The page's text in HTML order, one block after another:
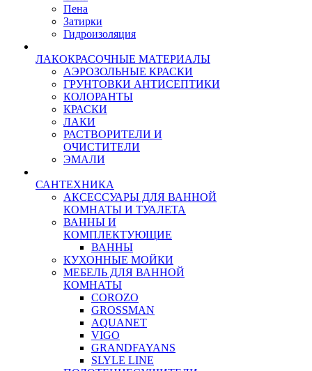
Пена
Затирки
Гидроизоляция
ЛАКОКРАСОЧНЫЕ МАТЕРИАЛЫ
АЭРОЗОЛЬНЫЕ КРАСКИ
ГРУНТОВКИ АНТИСЕПТИКИ
КОЛОРАНТЫ
КРАСКИ
ЛАКИ
РАСТВОРИТЕЛИ И
ОЧИСТИТЕЛИ
ЭМАЛИ
САНТЕХНИКА
АКСЕССУАРЫ ДЛЯ ВАННОЙ
КОМНАТЫ И ТУАЛЕТА
ВАННЫ И
КОМПЛЕКТУЮЩИЕ
ВАННЫ
КУХОННЫЕ МОЙКИ
МЕБЕЛЬ ДЛЯ ВАННОЙ
КОМНАТЫ
COROZO
GROSSMAN
AQUANET
VIGO
GRANDFAYANS
SLYLE LINE